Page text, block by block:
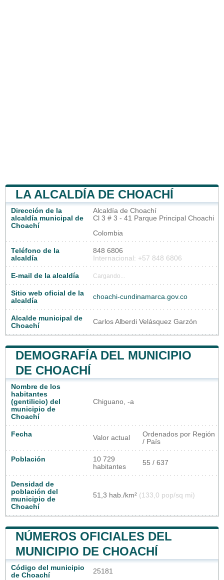
LA ALCALDÍA DE CHOACHÍ
Dirección de la
alcaldía municipal de
Choachí
Alcaldía de Choachí
Cl 3 # 3 - 41 Parque Principal Choachi
Colombia
Teléfono de la
alcaldía
848 6806
Internacional: +57 848 6806
E-mail de la alcaldía Cargando...
Sitio web oficial de la
alcaldía
choachi-cundinamarca.gov.co
Alcalde municipal de
Choachí
Carlos Alberdi Velásquez Garzón
DEMOGRAFÍA DEL MUNICIPIO
DE CHOACHÍ
Nombre de los
habitantes
(gentilicio) del
municipio de
Choachí
Chiguano, -a
Fecha Valor actual
Ordenados por Región
/ País
Población
10 729
habitantes
55 / 637
Densidad de
población del
municipio de
Choachí
51,3 hab./km² (133,0 pop/sq mi)
NÚMEROS OFICIALES DEL
MUNICIPIO DE CHOACHÍ
Código del municipio
de Choachí
25181